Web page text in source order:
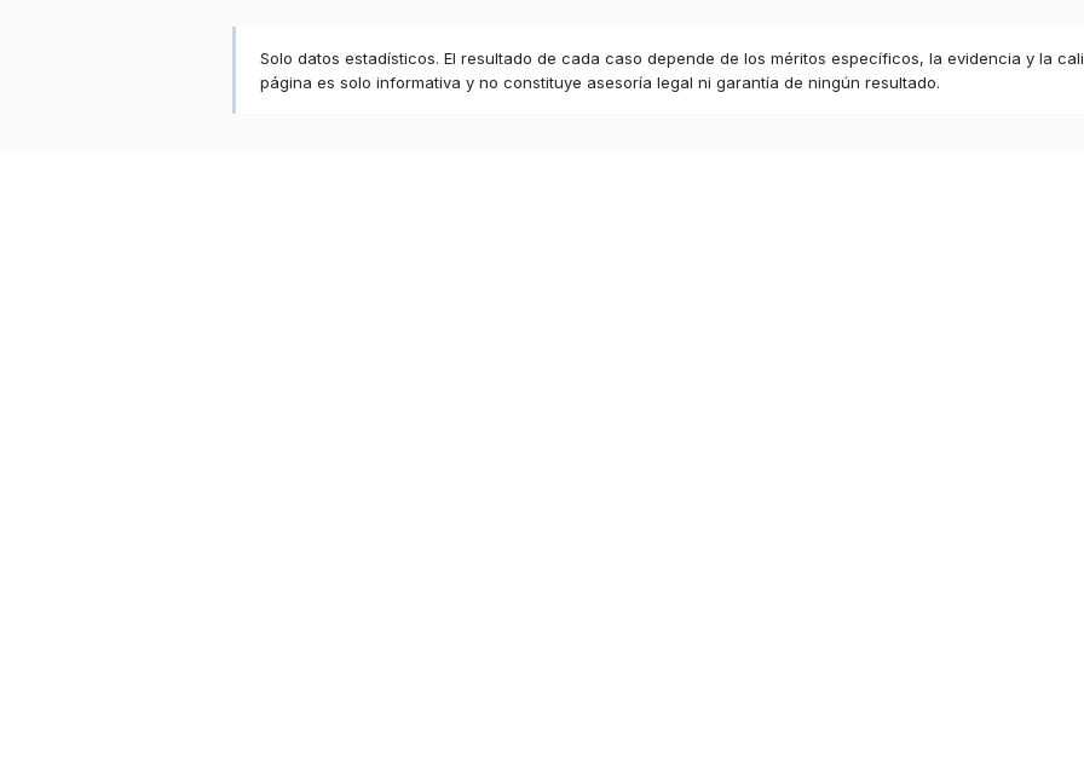
Solo datos estadísticos. El resultado de cada caso depende de los méritos específicos, la evidencia y la
página es solo informativa y no constituye asesoría legal ni garantía de ningún resultado.